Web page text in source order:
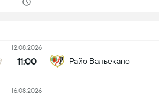
12.08.2026
11:00 Райо Вальекано
16.08.2026